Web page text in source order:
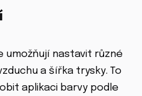
umožňují nastavit různé
a šířka trysky. To
aplikaci barvy podle